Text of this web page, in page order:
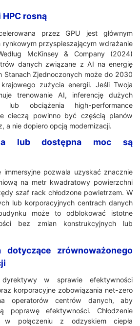
rosną
przez GPU jest głównym
rynkowym przyspieszającym wdrażanie
McKinsey & Company (2024)
danych związane z AI na energię
Stanach Zjednoczonych może do 2030
zużycia energii. Jeśli Twoja
trenowanie AI, inferencję dużych
lub obciążenia high-performance
cieczą powinno być częścią planów
a nie dopiero opcją modernizacji.
lub dostępna moc są
immersyjne pozwala uzyskać znacznie
na metr kwadratowy powierzchni
szaf rack chłodzone powietrzem. W
lub korporacyjnych centrach danych
może to odblokować istotne
bez zmian konstrukcyjnych lub
dotyczące zrównoważonego
dyrektywy w sprawie efektywności
korporacyjne zobowiązania net-zero
operatorów centrów danych, aby
poprawę efektywności. Chłodzenie
w połączeniu z odzyskiem ciepła